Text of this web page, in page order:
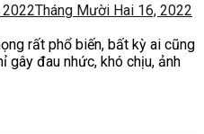
Tháng Mười Hai 16, 2022
rất phổ biến, bất kỳ ai cũng
gây đau nhức, khó chịu, ảnh